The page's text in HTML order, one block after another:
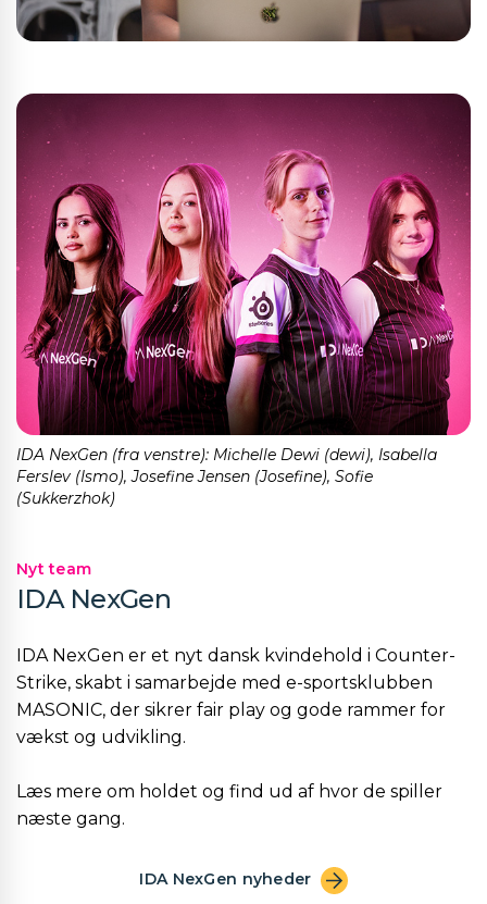
IDA NexGen (fra venstre): Michelle Dewi (dewi), Isabella
Ferslev (Ismo), Josefine Jensen (Josefine), Sofie
(Sukkerzhok)
Nyt team
IDA NexGen
IDA NexGen er et nyt dansk kvindehold i Counter-
Strike, skabt i samarbejde med e-sportsklubben
MASONIC, der sikrer fair play og gode rammer for
vækst og udvikling.
Læs mere om holdet og find ud af hvor de spiller
næste gang.
IDA NexGen nyheder